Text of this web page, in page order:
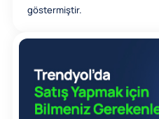
göstermiştir.